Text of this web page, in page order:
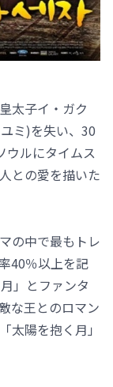
太子イ・ガク
ミ)を失い、30
ウルにタイムス
との愛を描いた
の中で最もトレ
40％以上を記
」とファンタ
な王とのロマン
太陽を抱く月」